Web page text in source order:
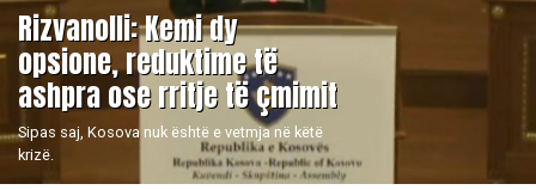
​Rizvanolli: Kemi dy
opsione, reduktime të
ashpra ose rritje të çmimit
Sipas saj, Kosova nuk është e vetmja në këtë
krizë.